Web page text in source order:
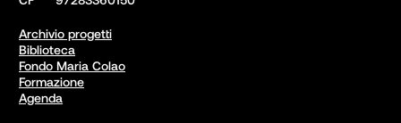
Archivio progetti
Biblioteca
Fondo Maria Colao
Formazione
Agenda